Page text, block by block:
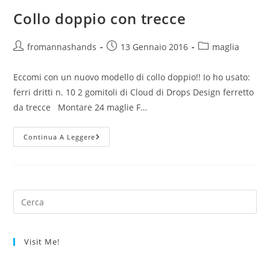
Collo doppio con trecce
Autorefromannashands
Articolo13 Gennaio 2016
Categoria
maglia
Eccomi con un nuovo modello di collo doppio!! Io ho usato:
ferri dritti n. 10 2 gomitoli di Cloud di Drops Design ferretto
da trecce Montare 24 maglie F…
Continua A LeggereCollo
Doppio
Visit Me!